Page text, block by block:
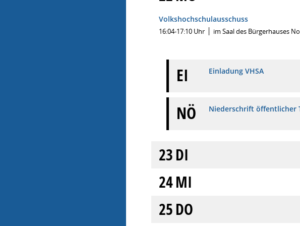
Volkshochschulausschuss
16:04-17:10 Uhr im Saal des Bürgerhauses
EI Einladung VHSA
NÖ Niederschrift öffentlicher
23DI
24MI
25DO